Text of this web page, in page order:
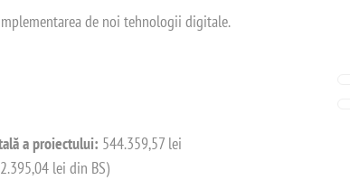
de noi tehnologii digitale.
a proiectului: 544.359,57 lei
lei din BS)